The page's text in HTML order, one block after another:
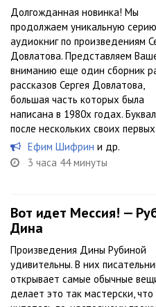
Долгожданная новинка! Мы
продолжаем уникальную серию
аудиокниг по произведениям
Довлатова. Представляем
вниманию еще один сборник
рассказов Сергея Довлатова,
большая часть которых была
написана в 1980х годах.
после нескольких своих
Ефим Шифрин и др.
3 часа 44 минуты
Вот идет Мессия! —
Дина
Произведения Дины Рубиной
удивительны. В них
открывает самые обычные
делает это так мастерски, что